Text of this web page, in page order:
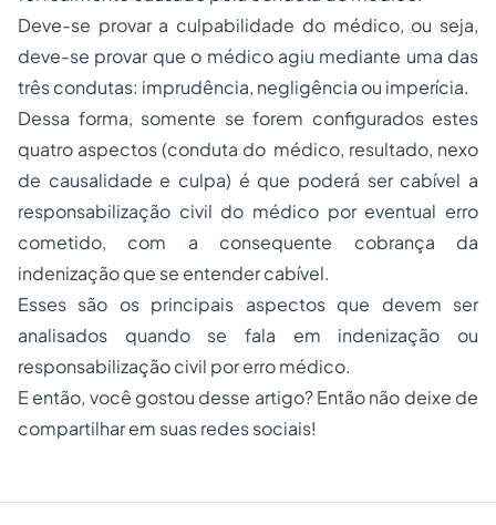
Deve-se provar a culpabilidade do médico, ou seja,
deve-se provar que o médico agiu mediante uma das
três condutas: imprudência, negligência ou imperícia.
Dessa forma, somente se forem configurados estes
quatro aspectos (conduta do médico, resultado, nexo
de causalidade e culpa) é que poderá ser cabível a
responsabilização civil do médico por eventual erro
cometido, com a consequente cobrança da
indenização que se entender cabível.
Esses são os principais aspectos que devem ser
analisados quando se fala em indenização ou
responsabilização civil por erro médico.
E então, você gostou desse artigo? Então não deixe de
compartilhar em suas redes sociais!